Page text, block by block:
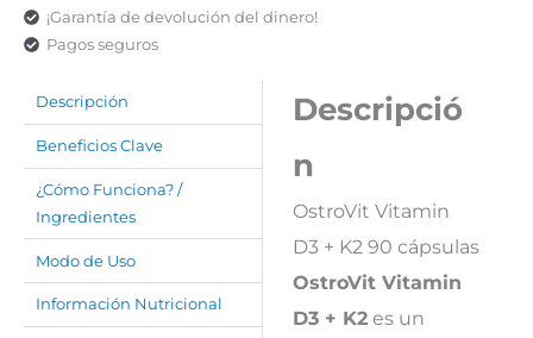
¡Garantía de devolución del dinero!
Pagos seguros
Descripción
Beneficios Clave
¿Cómo Funciona? /
Ingredientes
Modo de Uso
Información Nutricional
Descripció
n
OstroVit Vitamin
D3 + K2 90 cápsulas
OstroVit Vitamin
D3 + K2es un